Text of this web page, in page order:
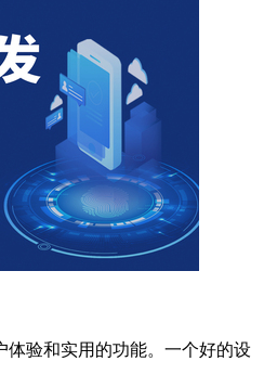
验和实用的功能。一个好的设